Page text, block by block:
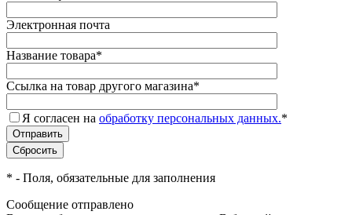
Электронная почта
Название товара*
Ссылка на товар другого магазина*
Я согласен на обработку персональных данных.*
* - Поля, обязательные для заполнения
Сообщение отправлено